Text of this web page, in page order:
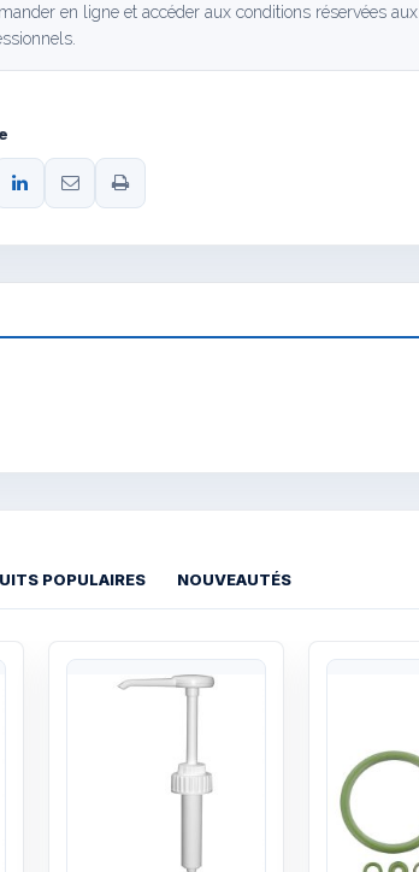
en ligne et accéder aux conditions réservées aux
POPULAIRES NOUVEAUTÉS